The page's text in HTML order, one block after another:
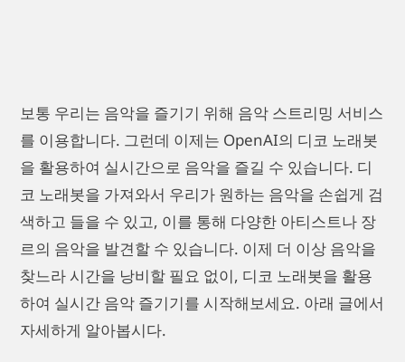
보통 우리는 음악을 즐기기 위해 음악 스트리밍 서비스
를 이용합니다. 그런데 이제는 OpenAI의 디코 노래봇
을 활용하여 실시간으로 음악을 즐길 수 있습니다. 디
코 노래봇을 가져와서 우리가 원하는 음악을 손쉽게 검
색하고 들을 수 있고, 이를 통해 다양한 아티스트나 장
르의 음악을 발견할 수 있습니다. 이제 더 이상 음악을
찾느라 시간을 낭비할 필요 없이, 디코 노래봇을 활용
하여 실시간 음악 즐기기를 시작해보세요. 아래 글에서
자세하게 알아봅시다.